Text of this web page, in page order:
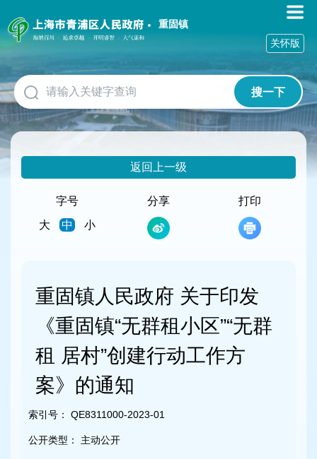
障
碍
作
说
明
跳
到
网
重固镇
搜一下
关怀版
返回上一级
字号
大
中 小
分享 打印
重固镇人民政府 关于印发
《重固镇“无群租小区”“无群
租 居村”创建行动工作方
案》的通知
索引号： QE8311000-2023-01
公开类型： 主动公开